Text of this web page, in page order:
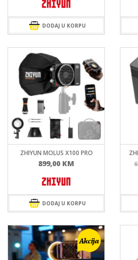
bila
je:
579,00 KM.
359,00 KM.
DODAJ U KORPU
ZHIYUN MOLUS X100 PRO
899,00 KM
DODAJ U KORPU